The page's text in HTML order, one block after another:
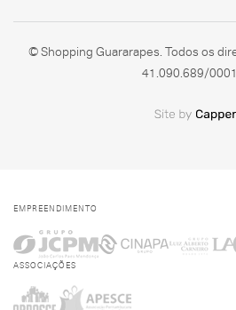
© Shopping Guararapes. Todos os
41.090.689/
EMPREENDIMENTO
ASSOCIAÇÕES